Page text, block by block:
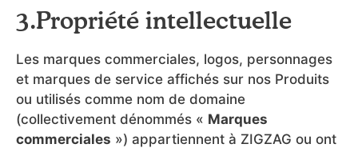
3.Propriété intellectuelle
Les marques commerciales, logos, personnages
et marques de service affichés sur nos Produits
ou utilisés comme nom de domaine
(collectivement dénommés « Marques
commerciales ») appartiennent à ZIGZAG ou ont